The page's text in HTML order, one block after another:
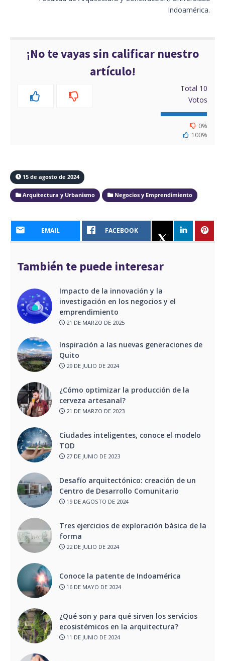
Indoamérica.
¡No te vayas sin calificar nuestro
artículo!
Total 10
Votos
0%
100%
15 de agosto de 2024
Arquitectura y Urbanismo Negocios y Emprendimiento
EMAIL FACEBOOK
También te puede interesar
Impacto de la innovación y la
investigación en los negocios y el
emprendimiento
21 DE MARZO DE 2025
Inspiración a las nuevas generaciones de
Quito
29 DE JULIO DE 2024
¿Cómo optimizar la producción de la
cerveza artesanal?
21 DE MARZO DE 2023
Ciudades inteligentes, conoce el modelo
TOD
27 DE JUNIO DE 2023
Desafío arquitectónico: creación de un
Centro de Desarrollo Comunitario
19 DE AGOSTO DE 2024
Tres ejercicios de exploración básica de la
forma
22 DE JULIO DE 2024
Conoce la patente de Indoamérica
16 DE MAYO DE 2024
¿Qué son y para qué sirven los servicios
ecosistémicos en la arquitectura?
11 DE JUNIO DE 2024